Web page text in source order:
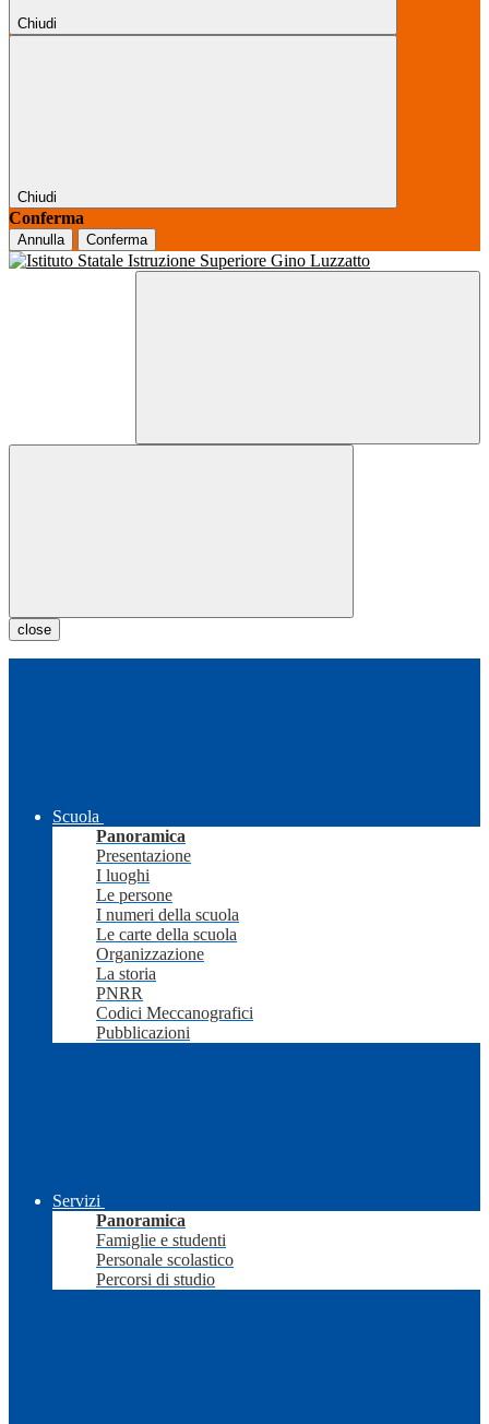
Chiudi
Chiudi
Conferma
Annulla Conferma
close
Scuola
Panoramica
Presentazione
I luoghi
Le persone
I numeri della scuola
Le carte della scuola
Organizzazione
La storia
PNRR
Codici Meccanografici
Pubblicazioni
Servizi
Panoramica
Famiglie e studenti
Personale scolastico
Percorsi di studio